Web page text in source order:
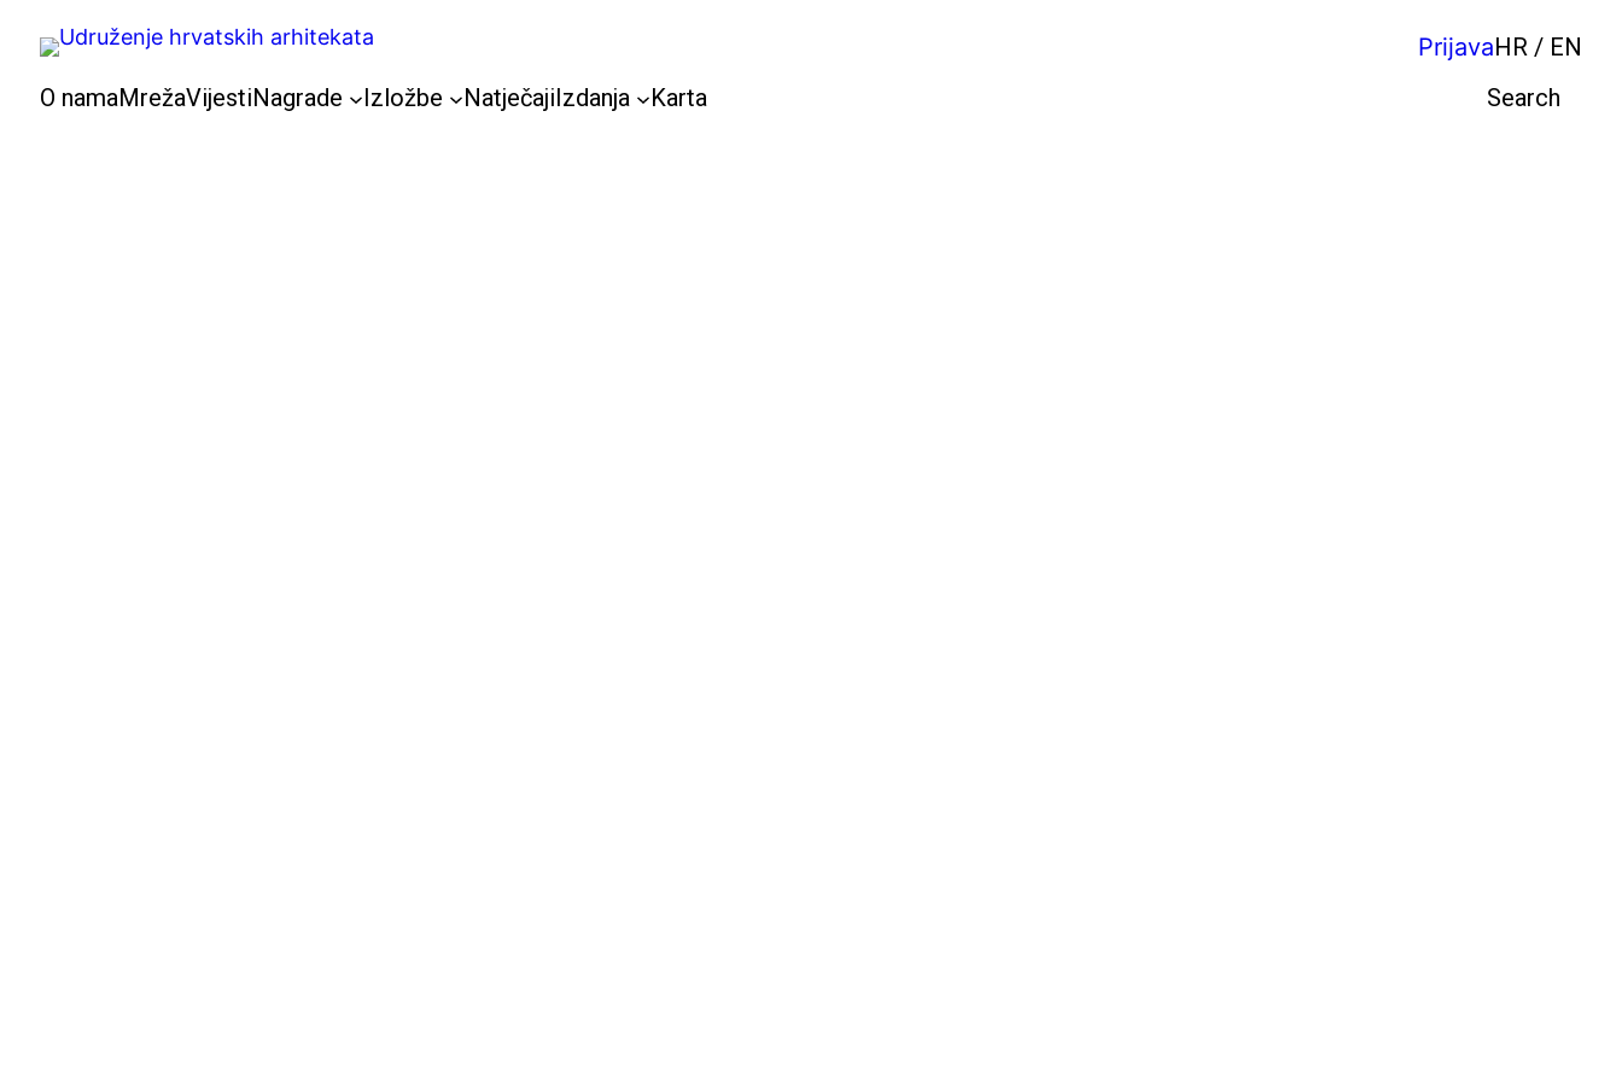
Skoči
sadržaja
PrijavaHR / EN
O namaMrežaVijestiNagrade Izložbe NatječajiIzdanja Karta